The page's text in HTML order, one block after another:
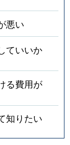
悪い
ていいか
る費用が
知りたい